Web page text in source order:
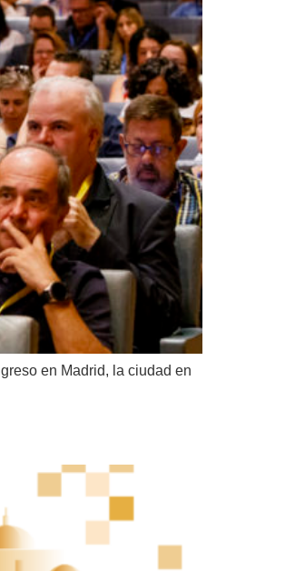
en Madrid, la ciudad en